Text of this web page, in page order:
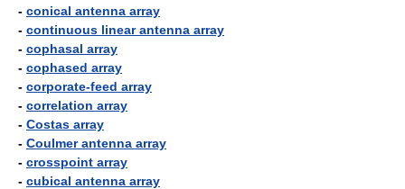
- conical antenna array
- continuous linear antenna array
- cophasal array
- cophased array
- corporate-feed array
- correlation array
- Costas array
- Coulmer antenna array
- crosspoint array
- cubical antenna array